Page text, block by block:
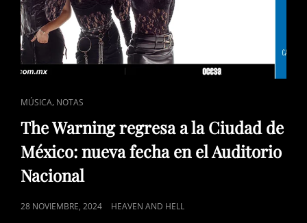
CAT
LINKS
MÚSICA, NOTAS
The Warning regresa a la Ciudad de
México: nueva fecha en el Auditorio
Nacional
POSTED
28 NOVIEMBRE, 2024 HEAVEN AND HELL